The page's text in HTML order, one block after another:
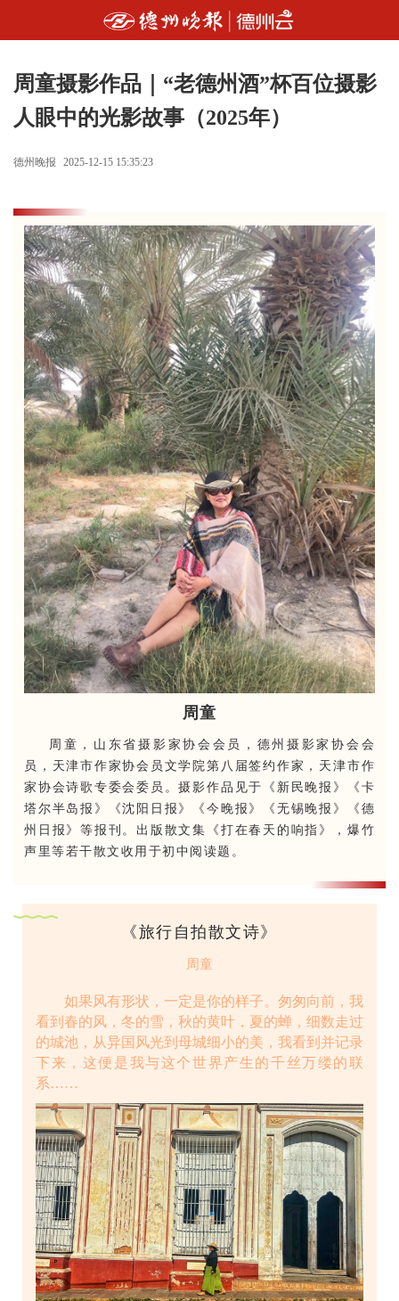
周童摄影作品｜“老德州酒”杯百位摄影
人眼中的光影故事（2025年）
德州晚报 2025-12-15 15:35:23
周童
周童 ， 山东省摄影家协会会员
，德州摄影家协会会
员， 天津市作家协会员文学院第八届签约作家，天津市作
家协会诗歌专委会委员。摄影作品见于《新民晚报》《卡
塔尔半岛报》《沈阳日报》《今晚报》《无锡晚报》《德
州日报》等报刊。出版散文集《打在春天的响指》，爆竹
声里等若干散文收用于初中阅读题。
《旅行自拍散文诗》
周童
如果风有形状，一定是你的样子。匆匆向前，我
看到春的风，冬的雪，秋的黄叶，夏的蝉，细数走过
的城池，从异国风光到母城细小的美，我看到并记录
下来，这便是我与这个世界产生的千丝万缕的联
系……